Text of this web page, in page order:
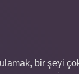
bir şeyi